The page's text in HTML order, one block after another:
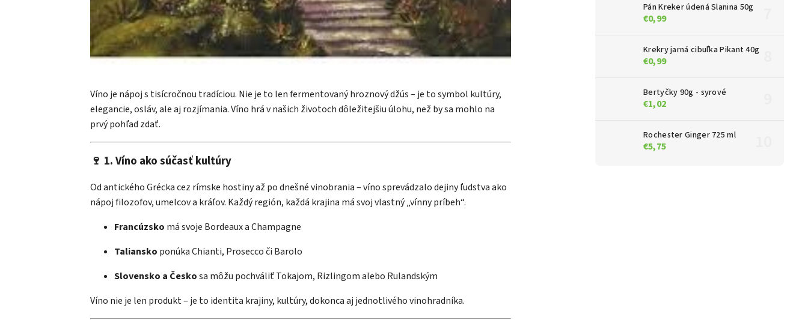
Pán Kreker údená Slanina 50g
€0,99
Krekry jarná cibuľka Pikant 40g
€0,99
Bertyčky 90g - syrové
€1,02
Rochester Ginger 725 ml
€5,75
Víno je nápoj s tisícročnou tradíciou. Nie je to len fermentovaný hroznový džús – je to symbol kultúry,
elegancie, osláv, ale aj rozjímania. Víno hrá v našich životoch dôležitejšiu úlohu, než by sa mohlo na
prvý pohľad zdať.
🍷 1. Víno ako súčasť kultúry
Od antického Grécka cez rímske hostiny až po dnešné vinobrania – víno sprevádzalo dejiny ľudstva ako
nápoj filozofov, umelcov a kráľov. Každý región, každá krajina má svoj vlastný „vínny príbeh“.
Francúzsko má svoje Bordeaux a Champagne
Taliansko ponúka Chianti, Prosecco či Barolo
Slovensko a Českosa môžu pochváliť Tokajom, Rizlingom alebo Rulandským
Víno nie je len produkt – je to identita krajiny, kultúry, dokonca aj jednotlivého vinohradníka.